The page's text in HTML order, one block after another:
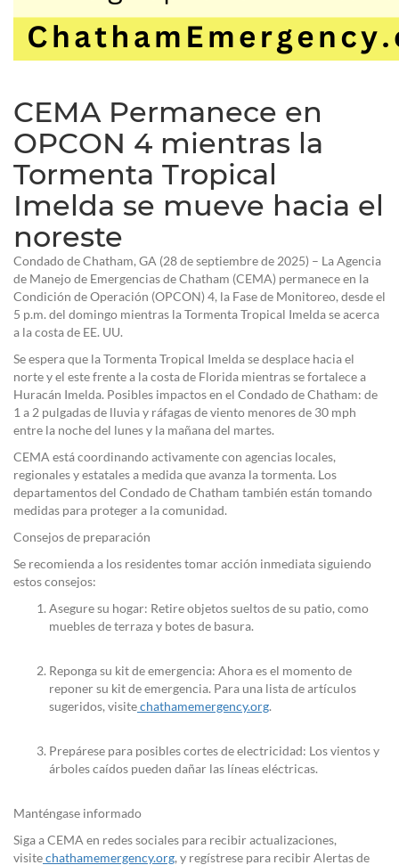
CEMA Permanece en
OPCON 4 mientras la
Tormenta Tropical
Imelda se mueve hacia el
noreste
Condado de Chatham, GA (28 de septiembre de 2025) – La Agencia
de Manejo de Emergencias de Chatham (CEMA) permanece en la
Condición de Operación (OPCON) 4, la Fase de Monitoreo, desde el
5 p.m. del domingo mientras la Tormenta Tropical Imelda se acerca
a la costa de EE. UU.
Se espera que la Tormenta Tropical Imelda se desplace hacia el
norte y el este frente a la costa de Florida mientras se fortalece a
Huracán Imelda. Posibles impactos en el Condado de Chatham: de
1 a 2 pulgadas de lluvia y ráfagas de viento menores de 30 mph
entre la noche del lunes y la mañana del martes.
CEMA está coordinando activamente con agencias locales,
regionales y estatales a medida que avanza la tormenta. Los
departamentos del Condado de Chatham también están tomando
medidas para proteger a la comunidad.
Consejos de preparación
Se recomienda a los residentes tomar acción inmediata siguiendo
estos consejos:
Asegure su hogar: Retire objetos sueltos de su patio, como
muebles de terraza y botes de basura.
Reponga su kit de emergencia: Ahora es el momento de
reponer su kit de emergencia. Para una lista de artículos
sugeridos, visitechathamemergency.org.
Prepárese para posibles cortes de electricidad: Los vientos y
árboles caídos pueden dañar las líneas eléctricas.
Manténgase informado
Siga a CEMA en redes sociales para recibir actualizaciones,
visitechathamemergency.org, y regístrese para recibirAlertas de